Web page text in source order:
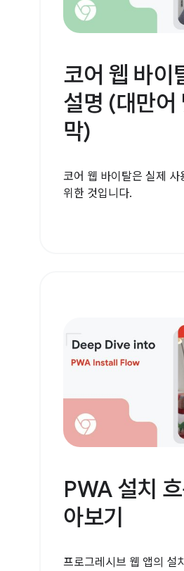
코어 웹 바이
설명 (대만어
막)
코어 웹 바이탈은 실제 사
위한 것입니다.
PWA 설치
아보기
프로그레시브 웹 앱의 설